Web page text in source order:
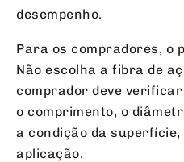
desempenho.
Para os compradores, o
Não escolha a fibra de
comprador deve
o comprimento, o
a condição da superfície,
aplicação.